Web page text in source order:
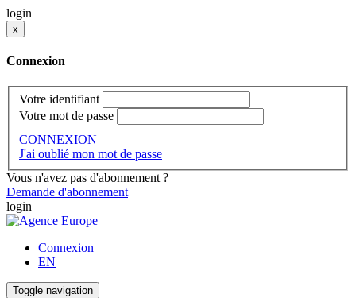
login
x
Connexion
Votre identifiant
Votre mot de passe
CONNEXION
J'ai oublié mon mot de passe
Vous n'avez pas d'abonnement ?
Demande d'abonnement
login
Connexion
EN
Toggle navigation